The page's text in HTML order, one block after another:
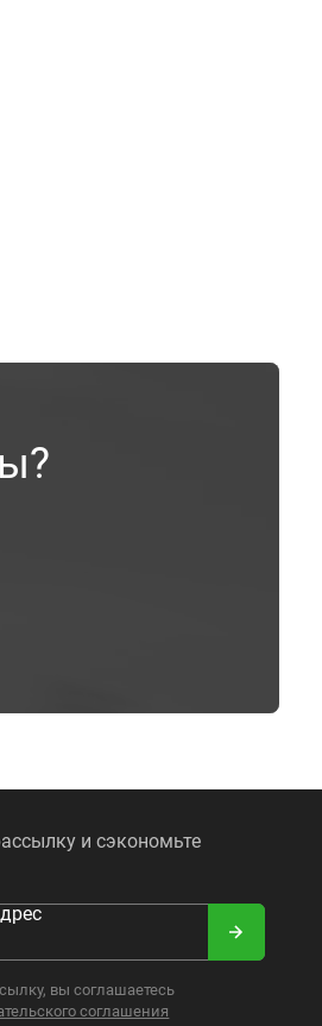
и сэкономьте
вы соглашаетесь
соглашения